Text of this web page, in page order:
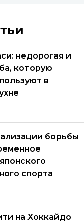
недорогая и
которую
в
борьбы
спорта
на Хоккайдо